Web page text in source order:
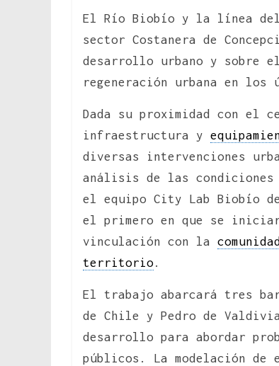
El Río Biobío y la línea
sector Costanera de
desarrollo urbano y sobre
regeneración urbana en los
Dada su proximidad con el
infraestructura y
diversas intervenciones
análisis de las condiciones
el equipo City Lab Biobío
el primero en que se
vinculación con la
territorio.
El trabajo abarcará tres
de Chile y Pedro de
desarrollo para abordar
públicos. La modelación de